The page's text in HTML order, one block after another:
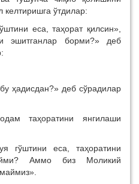
келтиришга ўтдилар:
еса, таҳорат қилсин»,
эшитганлар борми?» деб
ҳадисдан?» деб сўрадилар
таҳоратини янгилаши
гўштини еса, таҳоратини
Аммо биз Моликий